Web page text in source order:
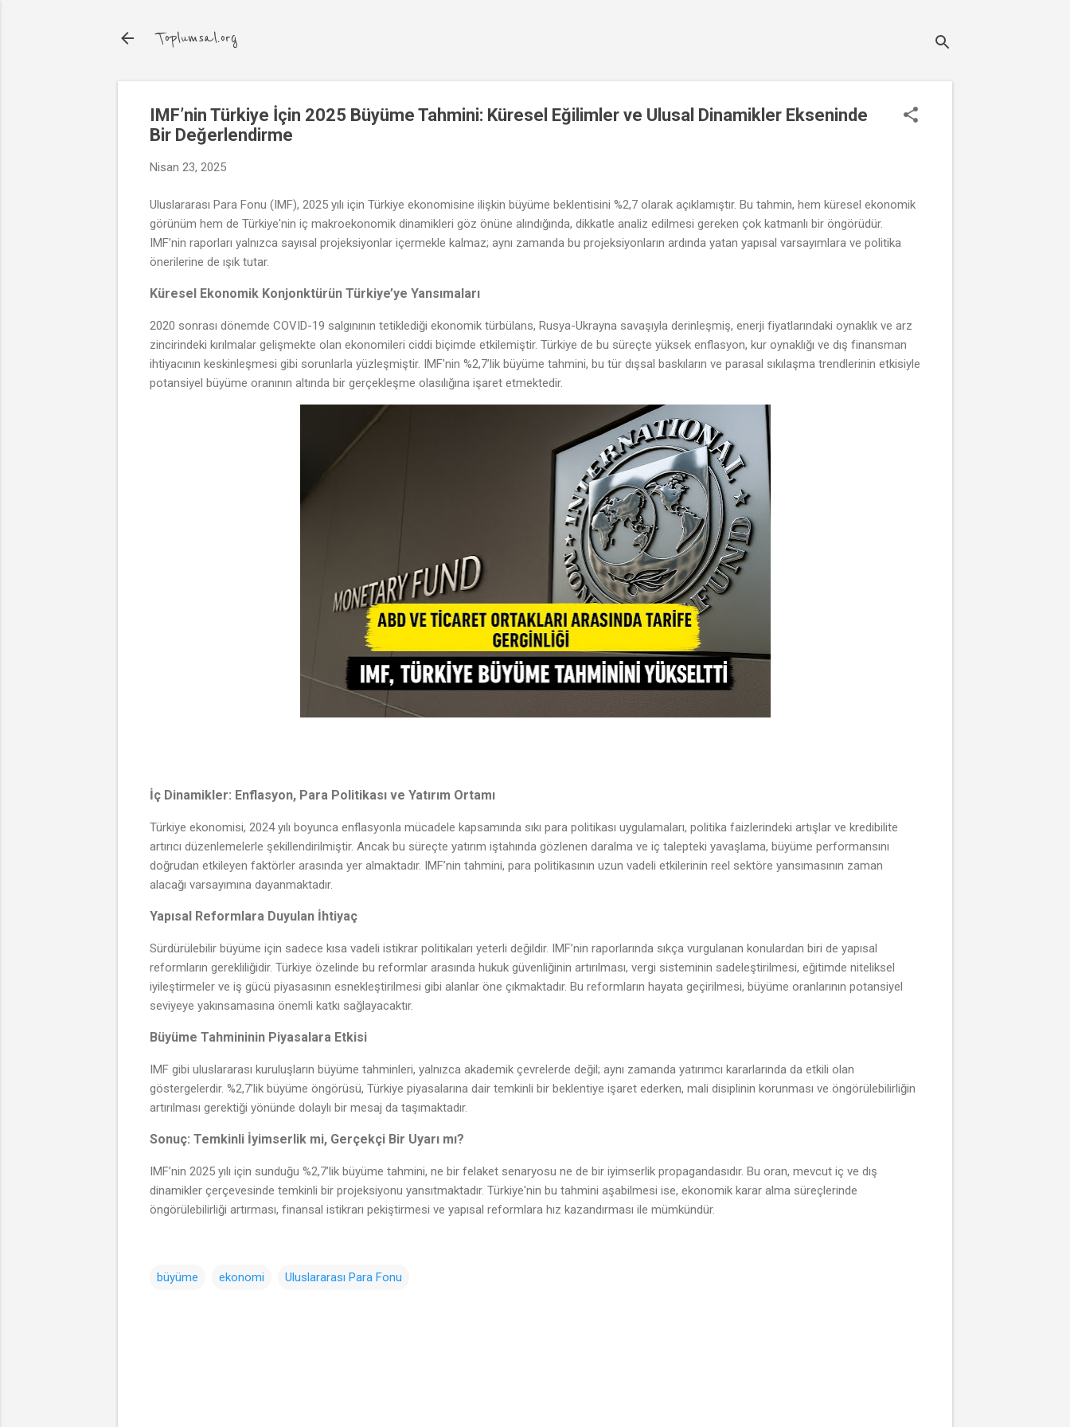
Toplumsal.org
IMF’nin Türkiye İçin 2025 Büyüme Tahmini: Küresel Eğilimler ve Ulusal Dinamikler Ekseninde
Bir Değerlendirme
Nisan 23, 2025
Uluslararası Para Fonu (IMF), 2025 yılı için Türkiye ekonomisine ilişkin büyüme beklentisini %2,7 olarak açıklamıştır. Bu tahmin, hem küresel ekonomik
görünüm hem de Türkiye'nin iç makroekonomik dinamikleri göz önüne alındığında, dikkatle analiz edilmesi gereken çok katmanlı bir öngörüdür.
IMF’nin raporları yalnızca sayısal projeksiyonlar içermekle kalmaz; aynı zamanda bu projeksiyonların ardında yatan yapısal varsayımlara ve politika
önerilerine de ışık tutar.
Küresel Ekonomik Konjonktürün Türkiye’ye Yansımaları
2020 sonrası dönemde COVID-19 salgınının tetiklediği ekonomik türbülans, Rusya-Ukrayna savaşıyla derinleşmiş, enerji fiyatlarındaki oynaklık ve arz
zincirindeki kırılmalar gelişmekte olan ekonomileri ciddi biçimde etkilemiştir. Türkiye de bu süreçte yüksek enflasyon, kur oynaklığı ve dış finansman
ihtiyacının keskinleşmesi gibi sorunlarla yüzleşmiştir. IMF'nin %2,7’lik büyüme tahmini, bu tür dışsal baskıların ve parasal sıkılaşma trendlerinin etkisiyle
potansiyel büyüme oranının altında bir gerçekleşme olasılığına işaret etmektedir.
İç Dinamikler: Enflasyon, Para Politikası ve Yatırım Ortamı
Türkiye ekonomisi, 2024 yılı boyunca enflasyonla mücadele kapsamında sıkı para politikası uygulamaları, politika faizlerindeki artışlar ve kredibilite
artırıcı düzenlemelerle şekillendirilmiştir. Ancak bu süreçte yatırım iştahında gözlenen daralma ve iç talepteki yavaşlama, büyüme performansını
doğrudan etkileyen faktörler arasında yer almaktadır. IMF’nin tahmini, para politikasının uzun vadeli etkilerinin reel sektöre yansımasının zaman
alacağı varsayımına dayanmaktadır.
Yapısal Reformlara Duyulan İhtiyaç
Sürdürülebilir büyüme için sadece kısa vadeli istikrar politikaları yeterli değildir. IMF’nin raporlarında sıkça vurgulanan konulardan biri de yapısal
reformların gerekliliğidir. Türkiye özelinde bu reformlar arasında hukuk güvenliğinin artırılması, vergi sisteminin sadeleştirilmesi, eğitimde niteliksel
iyileştirmeler ve iş gücü piyasasının esnekleştirilmesi gibi alanlar öne çıkmaktadır. Bu reformların hayata geçirilmesi, büyüme oranlarının potansiyel
seviyeye yakınsamasına önemli katkı sağlayacaktır.
Büyüme Tahmininin Piyasalara Etkisi
IMF gibi uluslararası kuruluşların büyüme tahminleri, yalnızca akademik çevrelerde değil; aynı zamanda yatırımcı kararlarında da etkili olan
göstergelerdir. %2,7’lik büyüme öngörüsü, Türkiye piyasalarına dair temkinli bir beklentiye işaret ederken, mali disiplinin korunması ve öngörülebilirliğin
artırılması gerektiği yönünde dolaylı bir mesaj da taşımaktadır.
Sonuç: Temkinli İyimserlik mi, Gerçekçi Bir Uyarı mı?
IMF’nin 2025 yılı için sunduğu %2,7’lik büyüme tahmini, ne bir felaket senaryosu ne de bir iyimserlik propagandasıdır. Bu oran, mevcut iç ve dış
dinamikler çerçevesinde temkinli bir projeksiyonu yansıtmaktadır. Türkiye'nin bu tahmini aşabilmesi ise, ekonomik karar alma süreçlerinde
öngörülebilirliği artırması, finansal istikrarı pekiştirmesi ve yapısal reformlara hız kazandırması ile mümkündür.
büyüme ekonomi Uluslararası Para Fonu